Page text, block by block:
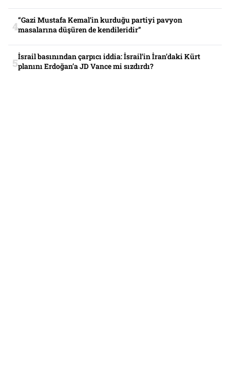
“Gazi Mustafa Kemal’in kurduğu partiyi pavyon
masalarına düşüren de kendileridir”
İsrail basınından çarpıcı iddia: İsrail’in İran’daki Kürt
planını Erdoğan’a JD Vance mi sızdırdı?